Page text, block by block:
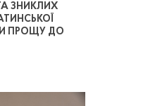
ЗНИКЛИХ
ПРОЩУ ДО